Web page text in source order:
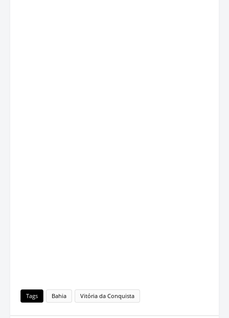
Tags Bahia Vitória da Conquista